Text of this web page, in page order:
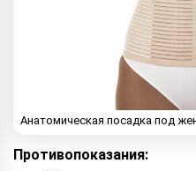
Анатомическая посадка под
Противопоказания: